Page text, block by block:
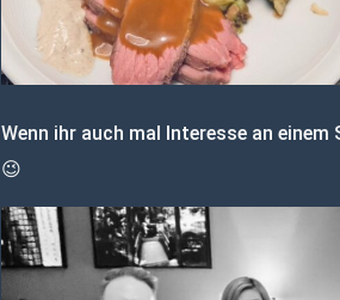
Wenn ihr auch mal Interesse an
😉